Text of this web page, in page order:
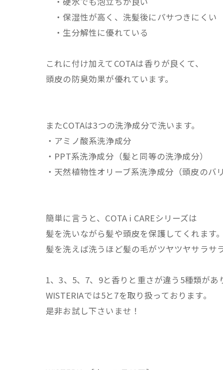
・保湿性が高く、洗髪後にパサつきにくい
・生分解性に優れている
これに付け加えてCOTAは香りが良くて、
頭皮の防臭効果が優れています。
またCOTAは3つの洗浄成分で洗います。
・アミノ酸系洗浄成分
・PPT系洗浄成分（髪と同等の洗浄成分）
・天然植物性オリーブ系洗浄成分（頭皮のバ
簡単に言うと、COTA i CAREシリーズは
髪を洗いながら髪や頭皮を保護してくれます。
髪を洗えば洗うほど髪の毛がツヤツヤサラ
1、3、5、7、9と香りと重さが違う5種類があ
WISTERIAでは5と7を取り扱っております。
是非お試し下さいませ！